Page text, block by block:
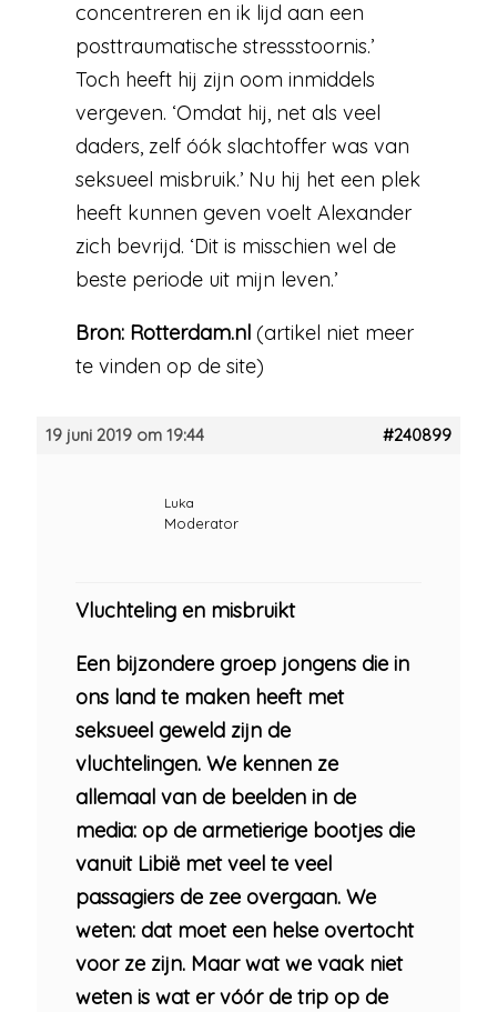
concentreren en ik lijd aan een
posttraumatische stressstoornis.’
Toch heeft hij zijn oom inmiddels
vergeven. ‘Omdat hij, net als veel
daders, zelf óók slachtoffer was van
seksueel misbruik.’ Nu hij het een plek
heeft kunnen geven voelt Alexander
zich bevrijd. ‘Dit is misschien wel de
beste periode uit mijn leven.’
Bron: Rotterdam.nl(artikel niet meer
te vinden op de site)
19 juni 2019 om 19:44 #240899
Luka
Moderator
Vluchteling en misbruikt
Een bijzondere groep jongens die in
ons land te maken heeft met
seksueel geweld zijn de
vluchtelingen. We kennen ze
allemaal van de beelden in de
media: op de armetierige bootjes die
vanuit Libië met veel te veel
passagiers de zee overgaan. We
weten: dat moet een helse overtocht
voor ze zijn. Maar wat we vaak niet
weten is wat er vóór de trip op de